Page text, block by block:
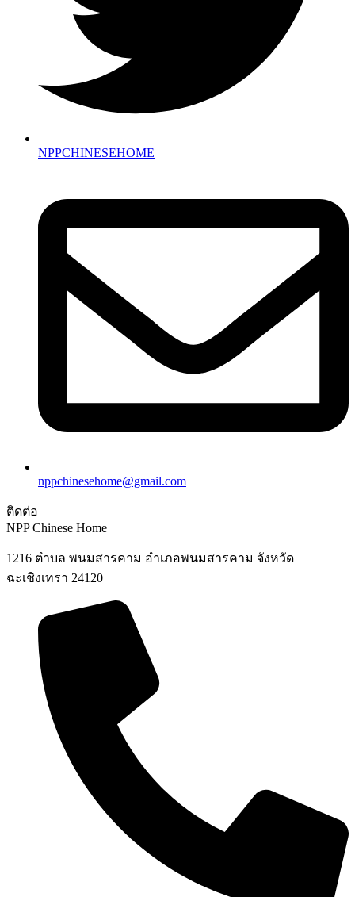
NPPCHINESEHOME
nppchinesehome@gmail.com
ติดต่อ
NPP Chinese Home
1216 ตำบล พนมสารคาม อำเภอพนมสารคาม จังหวัด
ฉะเชิงเทรา 24120